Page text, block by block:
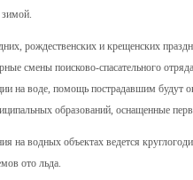
рождественских и крещенских
смены поисково-спасательного
на воде, помощь пострадавшим будут
образований, оснащенные
на водных объектах ведется
ото льда.